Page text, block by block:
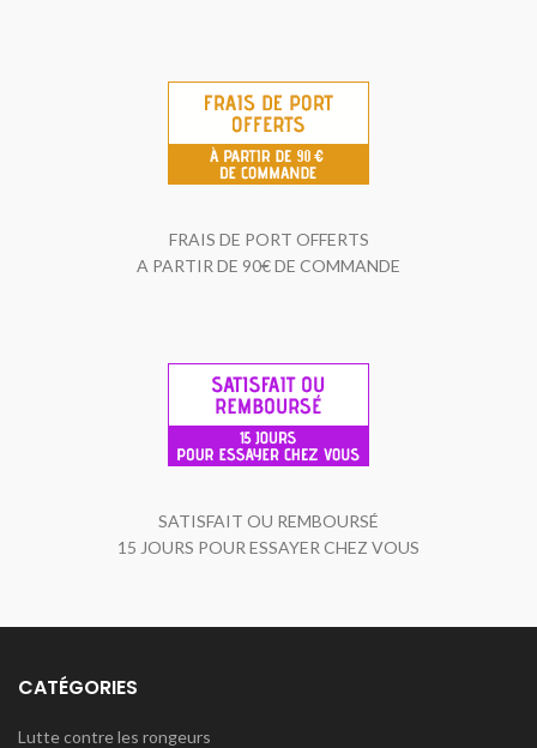
FRAIS DE PORT OFFERTS
A PARTIR DE 90€ DE COMMANDE
SATISFAIT OU REMBOURSÉ
15 JOURS POUR ESSAYER CHEZ VOUS
CATÉGORIES
Lutte contre les rongeurs